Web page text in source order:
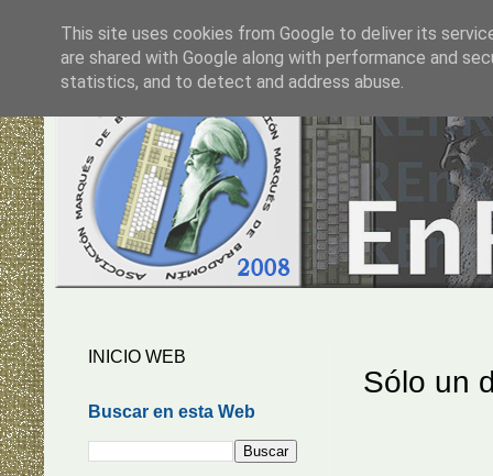
Sólo un
INICIO WEB
Buscar en esta Web
This site uses cookies from Google to deliver its
are shared with Google along with performance and
statistics, and to detect and address abuse.